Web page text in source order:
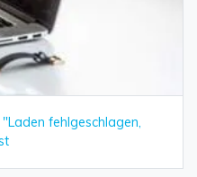
fehlgeschlagen,